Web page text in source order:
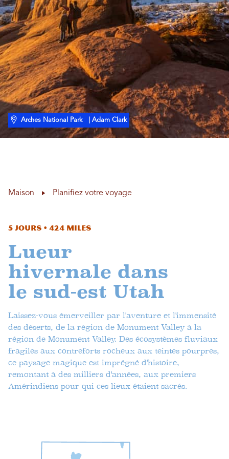
Arches National Park | Adam Clark
Maison Planifiez votre voyage
5 jours • 424 miles
Lueur
hivernale dans
le sud-est Utah
Laissez-vous émerveiller par l'aventure et l'immensité
des déserts, de la région de Monument Valley à la
région de Monument Valley. Des écosystèmes fluviaux
fragiles aux contreforts rocheux aux teintes pourpres,
ce paysage magique est imprégné d'histoire,
remontant à des milliers d'années, aux premiers
Amérindiens pour qui ces lieux étaient sacrés.